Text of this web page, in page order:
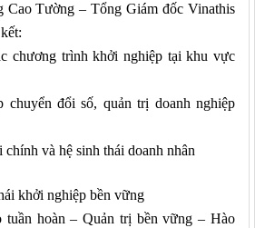
Tường – Tổng Giám đốc Vinathis
chương trình khởi nghiệp tại khu vực
chuyển đổi số, quản trị doanh nghiệp
và hệ sinh thái doanh nhân
khởi nghiệp bền vững
tuần hoàn – Quản trị bền vững – Hào